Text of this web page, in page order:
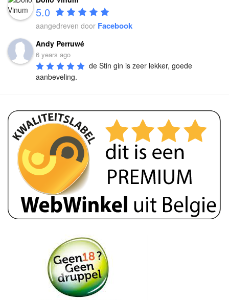
5.0
aangedreven door Facebook
Andy Perruwé
6 years ago
de Stin gin is zeer lekker, goede
aanbeveling.